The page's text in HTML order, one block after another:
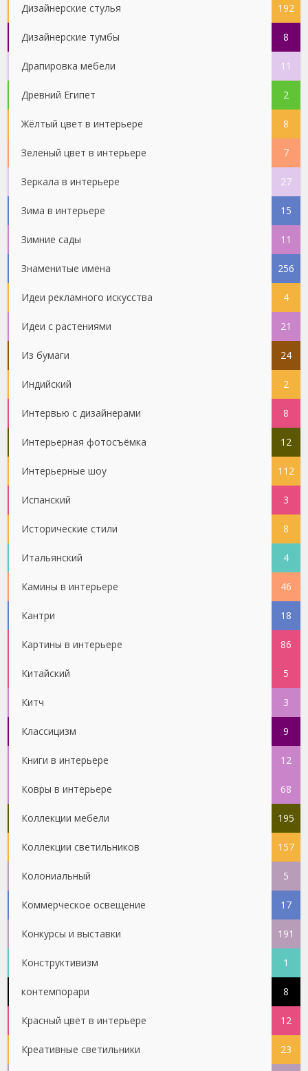
Дизайнерские стулья 192
Дизайнерские тумбы 8
Драпировка мебели 11
Древний Египет 2
Жёлтый цвет в интерьере 8
Зеленый цвет в интерьере 7
Зеркала в интерьере 27
Зима в интерьере 15
Зимние сады 11
Знаменитые имена 256
Идеи рекламного искусства 4
Идеи с растениями 21
Из бумаги 24
Индийский 2
Интервью с дизайнерами 8
Интерьерная фотосъёмка 12
Интерьерные шоу 112
Испанский 3
Исторические стили 8
Итальянский 4
Камины в интерьере 46
Кантри 18
Картины в интерьере 86
Китайский 5
Китч 3
Классицизм 9
Книги в интерьере 12
Ковры в интерьере 68
Коллекции мебели 195
Коллекции светильников 157
Колониальный 5
Коммерческое освещение 17
Конкурсы и выставки 191
Конструктивизм 1
контемпорари 8
Красный цвет в интерьере 12
Креативные светильники 23